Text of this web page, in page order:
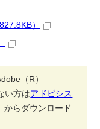
）
（R）
い方はアドビシス
からダウンロード